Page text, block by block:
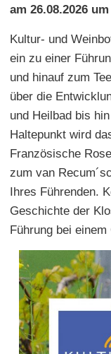
Shop
am 26.08.2026
Kultur- und
ein zu einer
und hinauf zum
über die
und Heilbad bis
Haltepunkt wird
Französische
zum van
Ihres Führenden.
Geschichte der
Führung bei